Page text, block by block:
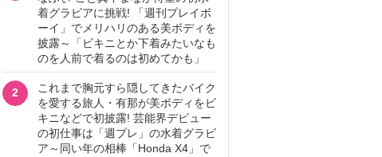
着グラビアに挑戦! 「週刊プレイボ
ーイ」でメリハリのある美ボディを
披露～「ビキニとか下着みたいなも
のを人前で着るのは初めてかも」
2
これまで胸元すら隠してきたバイク
を愛する旅人・有那が美ボディをビ
キニなどで初披露! 芸能界デビュー
の初仕事は「週プレ」の水着グラビ
ア～同い年の相棒「Honda X4」で